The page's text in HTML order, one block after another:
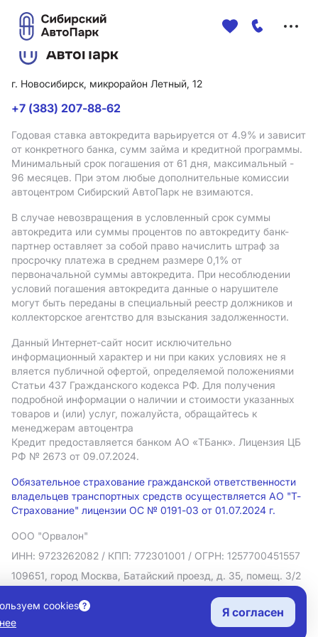
г. Новосибирск, микрорайон Летный, 12
+7 (383) 207-88-62
Годовая ставка автокредита варьируется от 4.9% и зависит
от конкретного банка, сумм займа и кредитной программы.
Минимальный срок погашения от 61 дня, максимальный -
96 месяцев. При этом любые дополнительные комиссии
автоцентром Сибирский АвтоПарк не взимаются.
В случае невозвращения в условленный срок суммы
автокредита или суммы процентов по автокредиту банк-
партнер оставляет за собой право начислить штраф за
просрочку платежа в среднем размере 0,1% от
первоначальной суммы автокредита. При несоблюдении
условий погашения автокредита данные о нарушителе
могут быть переданы в специальный реестр должников и
коллекторское агентство для взыскания задолженности.
Данный Интернет-сайт носит исключительно
информационный характер и ни при каких условиях не я
вляется публичной офертой, определяемой положениями
Статьи 437 Гражданского кодекса РФ. Для получения
подробной информации о наличии и стоимости указанных
товаров и (или) услуг, пожалуйста, обращайтесь к
менеджерам автоцентра
Кредит предоставляется банком АO «ТБанк». Лицензия ЦБ
РФ № 2673 от 09.07.2024.
Обязательное страхование гражданской ответственности
владельцев транспортных средств осуществляется АО "Т-
Страхование" лицензии ОС № 0191-03 от 01.07.2024 г.
ООО "Орвалон"
ИНН: 9723262082 / КПП: 772301001 / ОГРН: 1257700451557
109651, город Москва, Батайский проезд, д. 35, помещ. 3/2
Политика в отношении обработки персональных данных
Согласие на рекламную рассылку
Правовая информация
cookies
Я согласен